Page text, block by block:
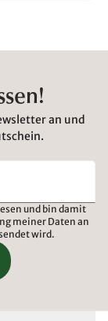
an und
und bin damit
meiner Daten an
wird.